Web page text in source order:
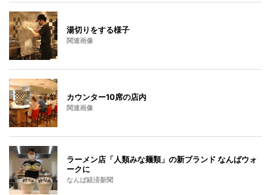
湯切りをする様子
関連画像
カウンター10席の店内
関連画像
ラーメン店「人類みな麺類」の新ブランド なんばウォ
ークに
なんば経済新聞